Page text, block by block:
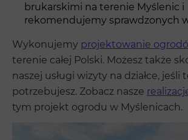
brukarskimi na terenie Myślenic i
rekomendujemy sprawdzonych
Wykonujemy projektowanie
terenie całej Polski. Możesz także
naszej usługi wizyty na działce, jeśli
potrzebujesz. Zobacz nasze
tym projekt ogrodu w Myślenicach.